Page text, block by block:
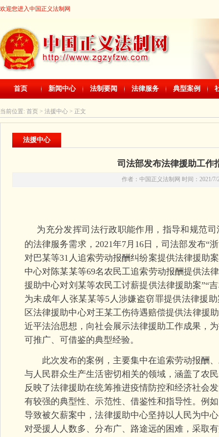
欢迎您进入中国正义法制网
首页 新闻中心 法制要闻 法律服务 典型案例
当前位置: 首页 > 法援中心 > 正文
法援中心
司法部发布法律援助工作
作者：中国正义法制网 时间：2021/7/
为充分发挥司法行政职能作用，指导和规范
的法律服务需求，2021年7月16日，司法部发布“
对巴某等31人追索劳动报酬纠纷案提供法律援助
中心对陈某某等69名农民工追索劳动报酬提供法
援助中心对刘某等农民工讨薪提供法律援助案”“
为未成年人张某某等5人涉嫌盗窃罪提供法律援
区法律援助中心对王某工伤待遇赔偿提供法律援
近平法治思想，向社会展示法律援助工作成果，
可推广、可借鉴的典型经验。
此次发布的案例，主要集中在追索劳动报酬、
与人民群众生产生活密切相关的领域，涵盖了农
反映了法律援助在统筹推进疫情防控和经济社会
有较强的典型性、示范性、借鉴性和指导性。例
导致被欠薪案中，法律援助中心坚持以人民为中
对受援人人数多、分布广、路途远的困难，采取